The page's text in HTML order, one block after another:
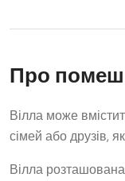
Про
Вілла може
сімей або друзів,
Вілла